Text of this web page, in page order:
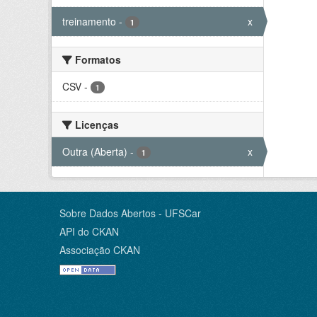
treinamento - 1 x
Formatos
CSV - 1
Licenças
Outra (Aberta) - 1 x
Sobre Dados Abertos - UFSCar
API do CKAN
Associação CKAN